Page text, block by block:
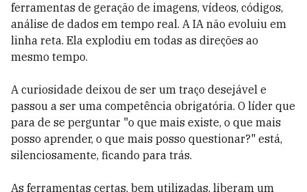
ferramentas de geração de imagens, vídeos, códigos,
análise de dados em tempo real. A IA não evoluiu em
linha reta. Ela explodiu em todas as direções ao
mesmo tempo.
A curiosidade deixou de ser um traço desejável e
passou a ser uma competência obrigatória. O líder que
para de se perguntar "o que mais existe, o que mais
posso aprender, o que mais posso questionar?" está,
silenciosamente, ficando para trás.
As ferramentas certas, bem utilizadas, liberam um